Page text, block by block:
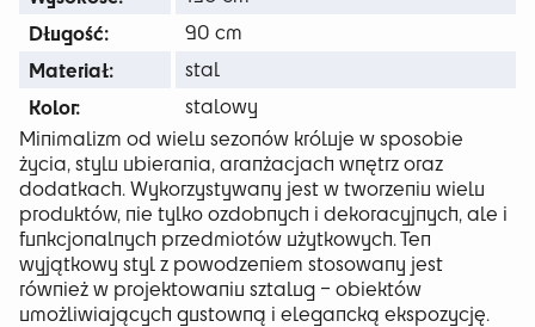
Długość: 90 cm
Materiał: stal
Kolor:
stalowy
Minimalizm od wielu sezonów króluje w sposobie
życia, stylu ubierania, aranżacjach wnętrz oraz
dodatkach. Wykorzystywany jest w tworzeniu wielu
produktów, nie tylko ozdobnych i dekoracyjnych, ale i
funkcjonalnych przedmiotów użytkowych. Ten
wyjątkowy styl z powodzeniem stosowany jest
również w projektowaniu sztalug – obiektów
umożliwiających gustowną i elegancką ekspozycję.